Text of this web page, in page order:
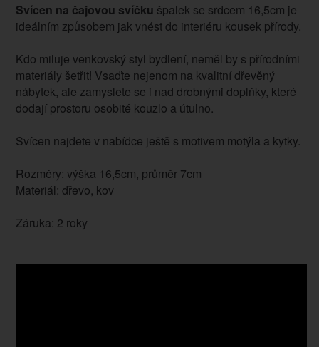
Svícen na čajovou svíčku špalek se srdcem 16,5cm je
ideálním způsobem jak vnést do interiéru kousek přírody.
Kdo miluje venkovský styl bydlení, neměl by s přírodními
materiály šetřit! Vsaďte nejenom na kvalitní dřevěný
nábytek, ale zamyslete se i nad drobnými doplňky, které
dodají prostoru osobité kouzlo a útulno.
Svícen najdete v nabídce ještě s motivem motýla a kytky.
Rozměry: výška 16,5cm, průměr 7cm
Materiál: dřevo, kov
Záruka: 2 roky